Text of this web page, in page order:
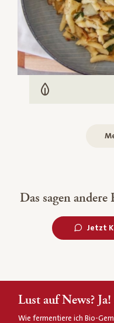
Vegetarisch
Das sagen
Jetzt
Lust auf News?
Wie fermentiere ich Bio-